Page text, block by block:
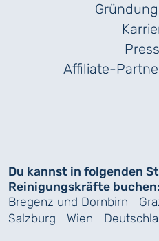
Affiliate-
Du kannst in folgenden
Reinigungskräfte buchen:
Bregenz und Dornbirn
Salzburg
Wien